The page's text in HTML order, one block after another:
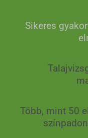
Sikeres
Több, mint 50